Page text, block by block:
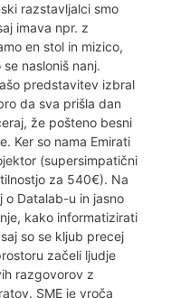
razstavljalci smo
imava npr. z
en stol in mizico,
nasloniš nanj.
predstavitev izbral
da sva prišla dan
že pošteno besni
Ker so nama Emirati
(supersimpatični
za 540€). Na
o Datalab-u in jasno
kako informatizirati
so se kljub precej
začeli ljudje
razgovorov z
SME je vroča